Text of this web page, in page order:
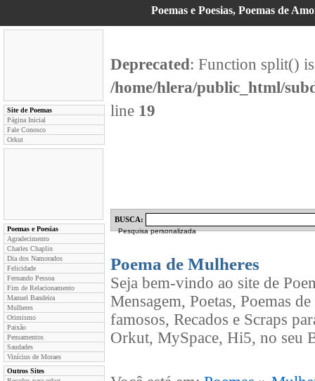
Poemas e Poesias, Poemas de
Site de Poemas
Página Inicial
Fale Conosco
Orkut
Poemas e Poesias
Agradecimento
Charles Chaplin
Dia dos Namorados
Felicidade
Fernando Pessoa
Fim de Relacionamento
Manuel Bandeira
Mulheres
Otimismo
Paixão
Pensamentos
Saudades
Vinícius de Moraes
Outros Sites
Deprecated: Function split()
/home/hlera/public_html/
line 19
BUSCA:
Pesquisa personalizada
Poema de Mulheres
Seja bem-vindo ao site de
Mensagem, Poetas, Poemas
famosos, Recados e Scraps
Orkut, MySpace, Hi5, no seu